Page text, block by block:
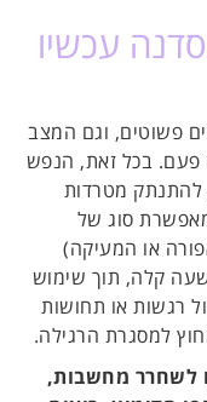
עכשיו
פשוטים, וגם המצב
פעם. בכל זאת, הנפש
להתנתק מטרדות
סוג של
או המעיקה)
קלה, תוך שימוש
רגשות או תחושות
למסגרת הרגילה.
לשחרר מחשבות,